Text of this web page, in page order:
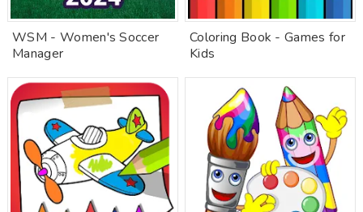
WSM - Women's Soccer
Manager
Coloring Book - Games for
Kids